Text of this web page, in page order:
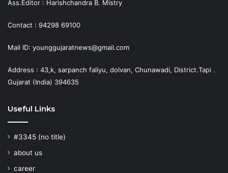
Ass.Editor : Harishchandra B. Mistry
Contact : 94298 69100
Mail ID: younggujaratnews@gmail.com
Address : 43,k, sarpanch faliyu, dolvan, Chunawadi, District.Tapi .
Gujarat (India) 394635
Useful Links
#3345 (no title)
about us
career